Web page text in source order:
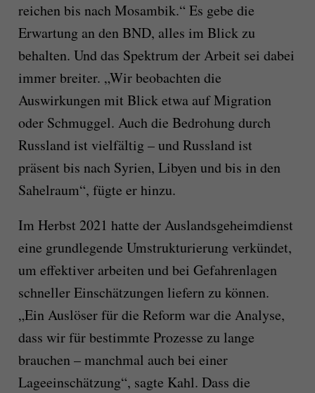
reichen bis nach Mosambik.“ Es gebe die
Erwartung an den BND, alles im Blick zu
behalten. Und das Spektrum der Arbeit sei dabei
immer breiter. „Wir beobachten die
Auswirkungen mit Blick etwa auf Migration
oder Schmuggel. Auch die Bedrohung durch
Russland ist vielfältig – und Russland ist
präsent bis nach Syrien, Libyen und bis in den
Sahelraum“, fügte er hinzu.
Im Herbst 2021 hatte der Auslandsgeheimdienst
eine grundlegende Umstrukturierung verkündet,
um effektiver arbeiten und bei Gefahrenlagen
schneller Einschätzungen liefern zu können.
„Ein Auslöser für die Reform war die Analyse,
dass wir für bestimmte Prozesse zu lange
brauchen – manchmal auch bei einer
Lageeinschätzung“, sagte Kahl. Dass die